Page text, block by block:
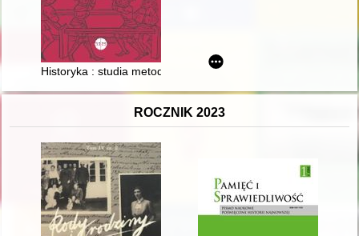
Historyka : studia metodologiczne. T. 52 (2022)
ROCZNIK 2023